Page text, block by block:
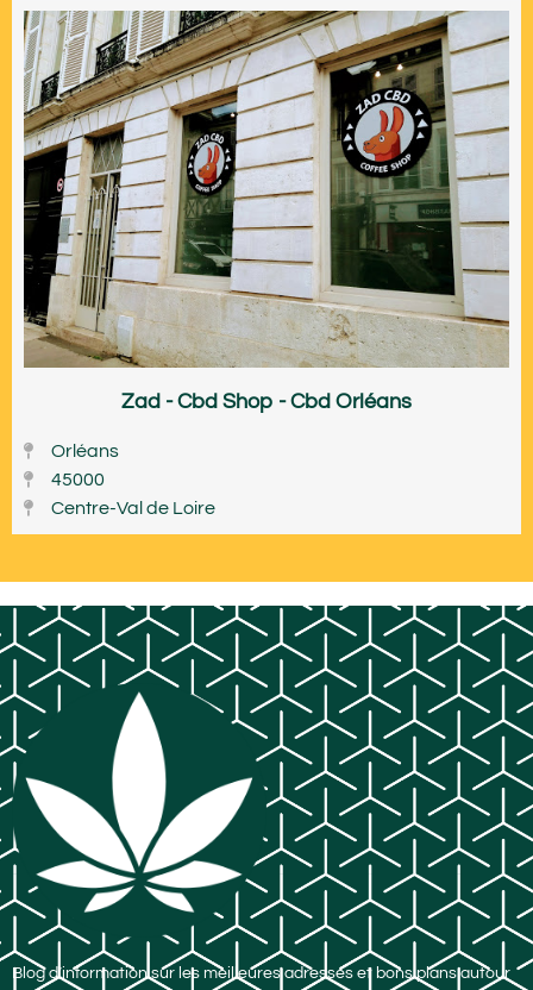
Zad - Cbd Shop - Cbd Orléans
Orléans
45000
Centre-Val de Loire
Blog d’information sur les meilleures adresses et bons plans autour